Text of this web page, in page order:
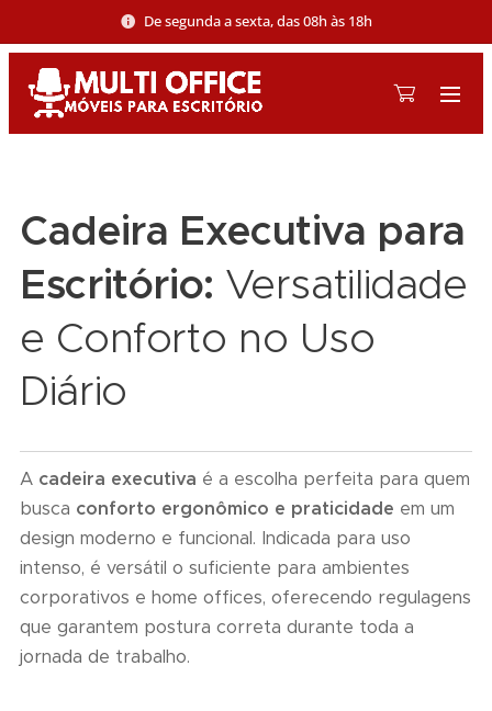
De segunda a sexta, das 08h às 18h
Cadeira Executiva para
Escritório: Versatilidade
e Conforto no Uso
Diário
A cadeira executiva é a escolha perfeita para quem
busca conforto ergonômico e praticidade em um
design moderno e funcional. Indicada para uso
intenso, é versátil o suficiente para ambientes
corporativos e home offices, oferecendo regulagens
que garantem postura correta durante toda a
jornada de trabalho.